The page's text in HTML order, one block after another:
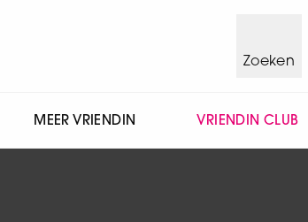
Zoeken
MEER VRIENDIN VRIENDIN CLUB